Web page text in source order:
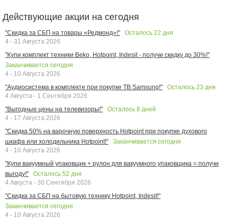
Действующие акции на сегодня
"Скидка за СБП на товары «Редмонд»!" Осталось 22 дня
4 - 31 Августа 2026
"Купи комплект техники Beko, Hotpoint, Indesit - получи скидку до 30%!"
Заканчивается сегодня
4 - 10 Августа 2026
"Аудиосистема в комплекте при покупке ТВ Samsung!"
Осталось 23 дня
4 Августа - 1 Сентября 2026
"Выгодные цены на телевизоры!"
Осталось 8 дней
4 - 17 Августа 2026
"Скидка 50% на варочную поверхность Hotpoint при покупке духового
шкафа или холодильника Hotpoint!"
Заканчивается сегодня
4 - 10 Августа 2026
"Купи вакуумный упаковщик + рулон для вакуумного упаковщика = получи
выгоду!"
Осталось 52 дня
4 Августа - 30 Сентября 2026
"Скидка за СБП на бытовую технику Hotpoint, Indesit!"
Заканчивается сегодня
4 - 10 Августа 2026